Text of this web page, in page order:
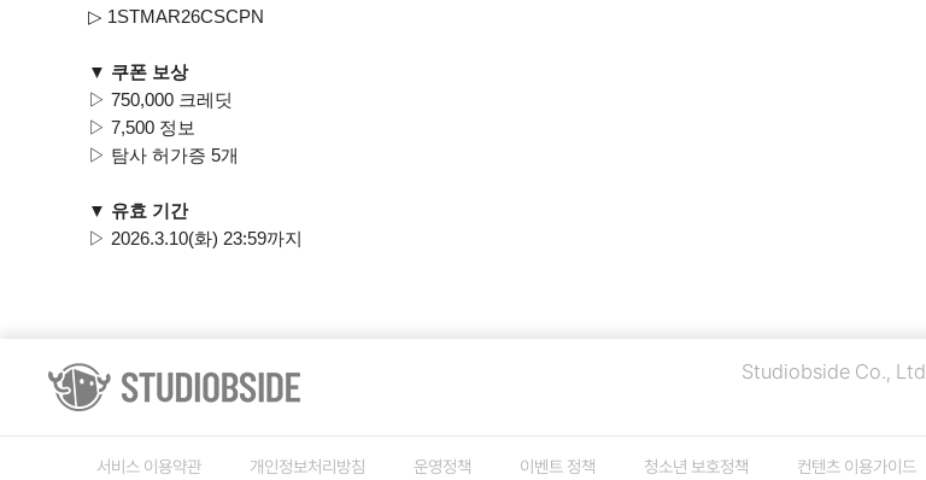
▷ 1STMAR26CSCPN
▼ 쿠폰 보상
▷ 750,000 크레딧
▷ 7,500 정보
▷ 탐사 허가증 5개
▼ 유효 기간
▷ 2026.3.10(화) 23:59까지
Studiobside Co., Ltd
서비스 이용약관 개인정보처리방침 운영정책 이벤트 정책 청소년 보호정책 컨텐츠 이용가이드